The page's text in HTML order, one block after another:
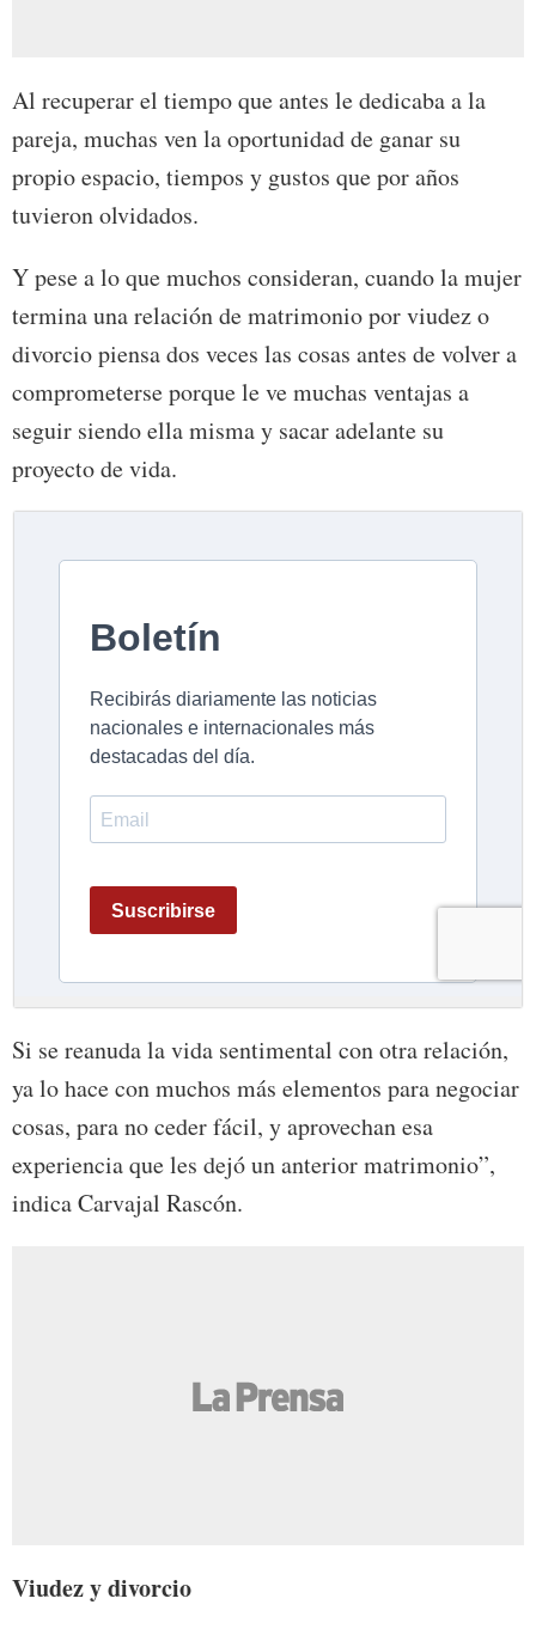
Al recuperar el tiempo que antes le dedicaba a la
pareja, muchas ven la oportunidad de ganar su
propio espacio, tiempos y gustos que por años
tuvieron olvidados.
Y pese a lo que muchos consideran, cuando la mujer
termina una relación de matrimonio por viudez o
divorcio piensa dos veces las cosas antes de volver a
comprometerse porque le ve muchas ventajas a
seguir siendo ella misma y sacar adelante su
proyecto de vida.
Si se reanuda la vida sentimental con otra relación,
ya lo hace con muchos más elementos para negociar
cosas, para no ceder fácil, y aprovechan esa
experiencia que les dejó un anterior matrimonio”,
indica Carvajal Rascón.
Viudez y divorcio